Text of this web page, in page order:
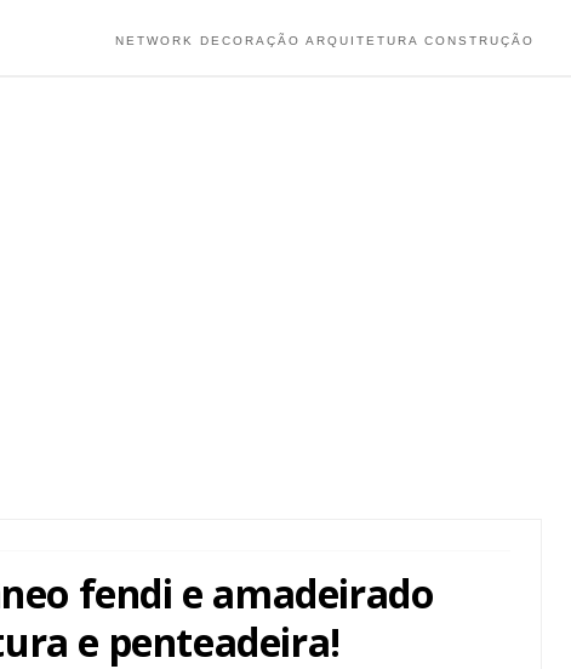
NETWORK DECORAÇÃO ARQUITETURA CONSTRUÇÃO
fendi e amadeirado
e penteadeira!